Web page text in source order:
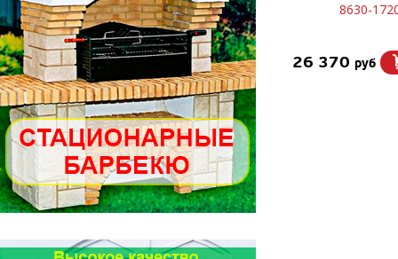
8630-
26 370 руб